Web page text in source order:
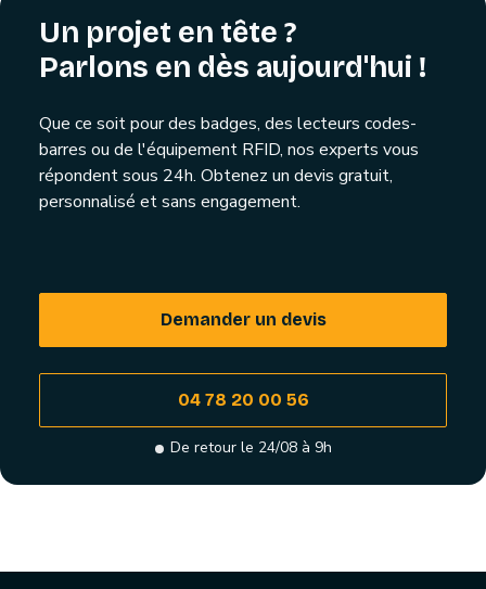
Un projet en tête ?
Parlons en dès aujourd'hui !
Que ce soit pour des badges, des lecteurs codes-
barres ou de l'équipement RFID, nos experts vous
répondent sous 24h. Obtenez un devis gratuit,
personnalisé et sans engagement.
Demander un devis
04 78 20 00 56
De retour le 24/08 à 9h